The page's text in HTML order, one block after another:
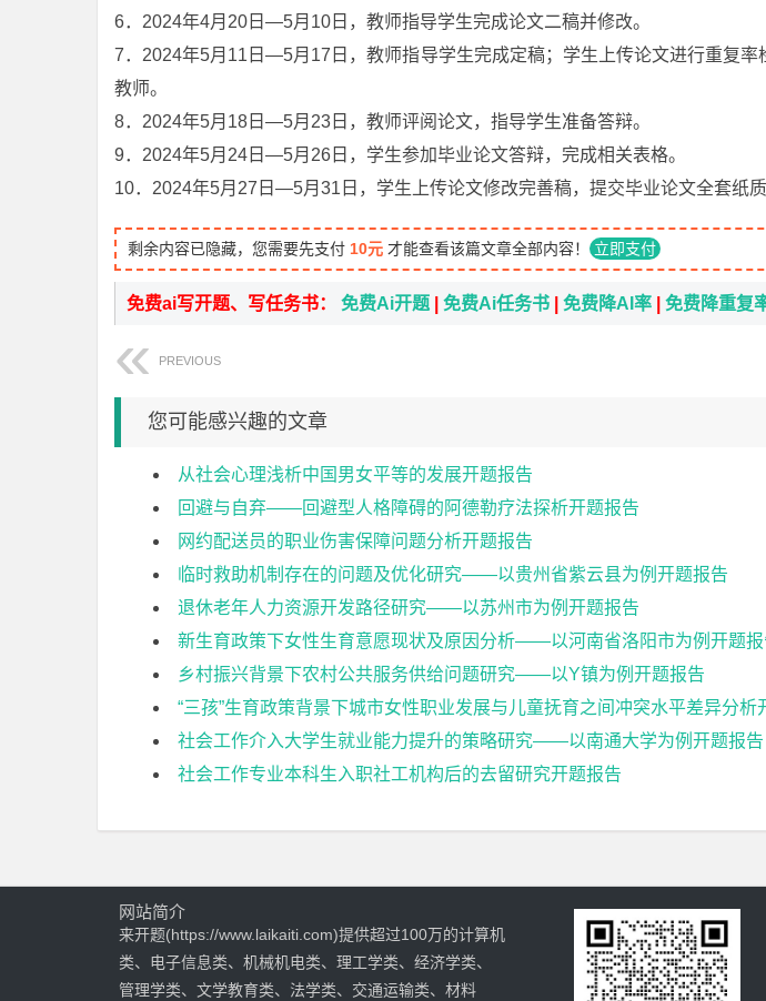
6．2024年4月20日—5月10日，教师指导学生完成论文二稿并修改。
7．2024年5月11日—5月17日，教师指导学生完成定稿；学生上传论文进行重复率
教师。
8．2024年5月18日—5月23日，教师评阅论文，指导学生准备答辩。
9．2024年5月24日—5月26日，学生参加毕业论文答辩，完成相关表格。
10．2024年5月27日—5月31日，学生上传论文修改完善稿，提交毕业论文全套纸质
剩余内容已隐藏，您需要先支付 10元 才能查看该篇文章全部内容！ 立即支付
免费ai写开题、写任务书： 免费Ai开题 免费Ai任务书 免费降AI率 免费降重复
PREVIOUS
您可能感兴趣的文章
从社会心理浅析中国男女平等的发展开题报告
回避与自弃——回避型人格障碍的阿德勒疗法探析开题报告
网约配送员的职业伤害保障问题分析开题报告
临时救助机制存在的问题及优化研究——以贵州省紫云县为例开题报告
退休老年人力资源开发路径研究——以苏州市为例开题报告
新生育政策下女性生育意愿现状及原因分析——以河南省洛阳市为例开题报
乡村振兴背景下农村公共服务供给问题研究——以Y镇为例开题报告
“三孩”生育政策背景下城市女性职业发展与儿童抚育之间冲突水平差异分析
社会工作介入大学生就业能力提升的策略研究——以南通大学为例开题报告
社会工作专业本科生入职社工机构后的去留研究开题报告
网站简介
来开题(https://www.laikaiti.com)提供超过100万的计算机
类、电子信息类、机械机电类、理工学类、经济学类、
管理学类、文学教育类、法学类、交通运输类、材料